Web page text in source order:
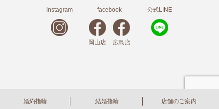
婚約指輪 結婚指輪 店舗のご案内
instagram facebook
岡山店 広島店
公式LINE
copyright© 2020 岡山・広島の結婚指輪・婚約指輪の株式会社アドバンスクリエイト
All Rights
Reserved.